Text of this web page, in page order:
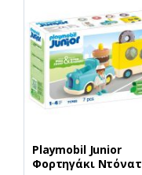
Playmobil Junior
Φορτηγάκι Ντόνατ